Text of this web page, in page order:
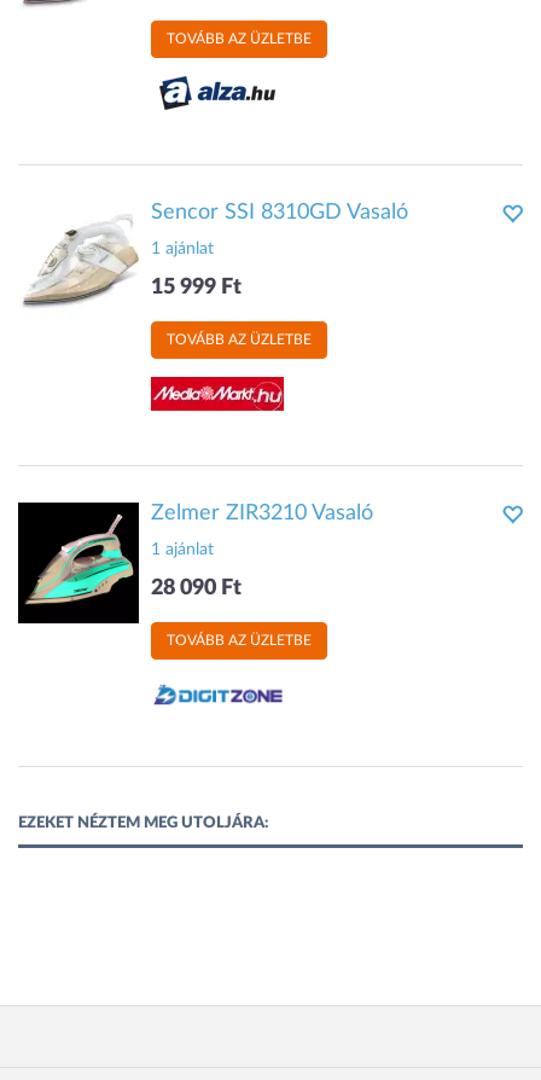
TOVÁBB AZ ÜZLETBE
Sencor SSI 8310GD Vasaló
1 ajánlat
15 999 Ft
TOVÁBB AZ ÜZLETBE
Zelmer ZIR3210 Vasaló
1 ajánlat
28 090 Ft
TOVÁBB AZ ÜZLETBE
EZEKET NÉZTEM MEG UTOLJÁRA: